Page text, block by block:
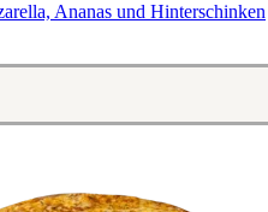
Ananas und Hinterschinken